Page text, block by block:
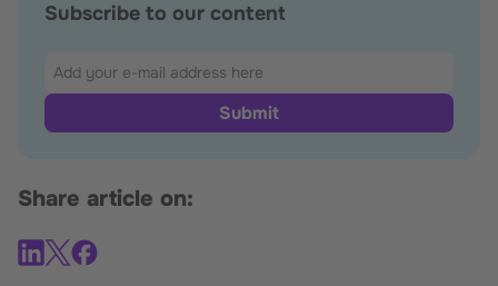
Subscribe to our content
Share article on: